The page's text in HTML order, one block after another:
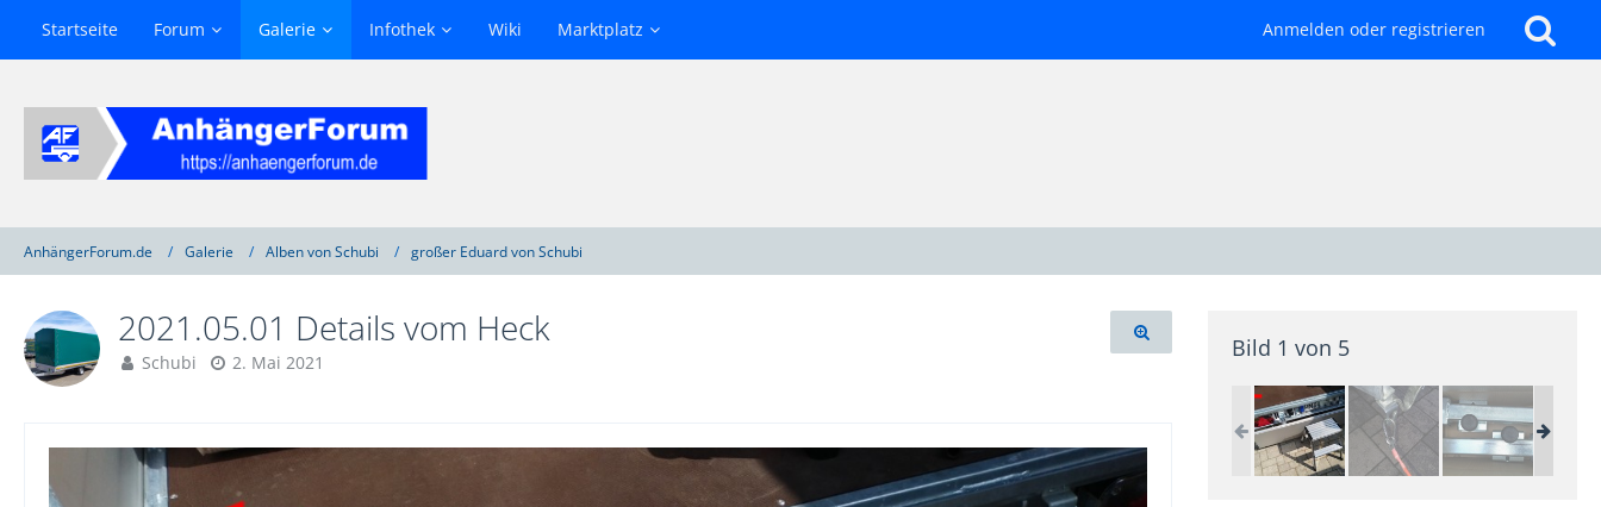
Startseite Forum Galerie Infothek Wiki Marktplatz Anmelden oder registrieren
AnhängerForum.de Galerie Alben von Schubi großer Eduard von Schubi
2021.05.01 Details vom Heck
Schubi 2. Mai 2021
Bild 1 von 5